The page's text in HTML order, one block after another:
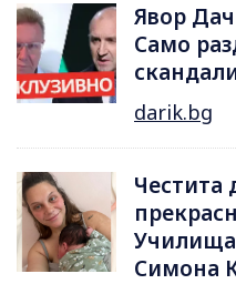
Явор
Само
darik.bg
Честита
Симона